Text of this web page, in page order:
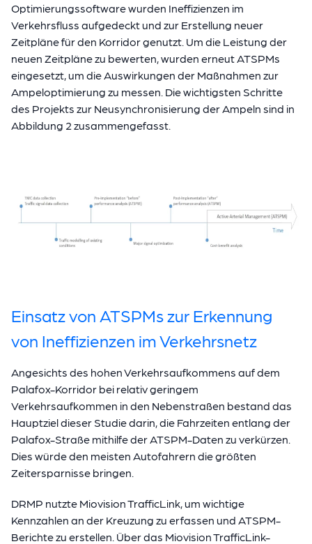
Optimierungssoftware wurden Ineffizienzen im
Verkehrsfluss aufgedeckt und zur Erstellung neuer
Zeitpläne für den Korridor genutzt. Um die Leistung der
neuen Zeitpläne zu bewerten, wurden erneut ATSPMs
eingesetzt, um die Auswirkungen der Maßnahmen zur
Ampeloptimierung zu messen. Die wichtigsten Schritte
des Projekts zur Neusynchronisierung der Ampeln sind in
Abbildung 2 zusammengefasst.
Einsatz von ATSPMs zur Erkennung
von Ineffizienzen im Verkehrsnetz
Angesichts des hohen Verkehrsaufkommens auf dem
Palafox-Korridor bei relativ geringem
Verkehrsaufkommen in den Nebenstraßen bestand das
Hauptziel dieser Studie darin, die Fahrzeiten entlang der
Palafox-Straße mithilfe der ATSPM-Daten zu verkürzen.
Dies würde den meisten Autofahrern die größten
Zeitersparnisse bringen.
DRMP nutzte Miovision TrafficLink, um wichtige
Kennzahlen an der Kreuzung zu erfassen und ATSPM-
Berichte zu erstellen. Über das Miovision TrafficLink-